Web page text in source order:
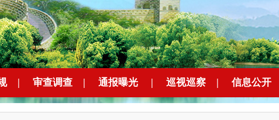
| 审查调查 | 通报曝光 | 巡视巡察 | 信息公开